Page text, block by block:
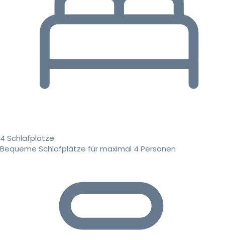
4 Schlafplätze
Bequeme Schlafplätze für maximal 4 Personen